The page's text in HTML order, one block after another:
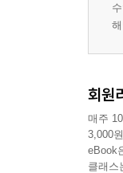
회원
매주
3,000
eBook
클래스